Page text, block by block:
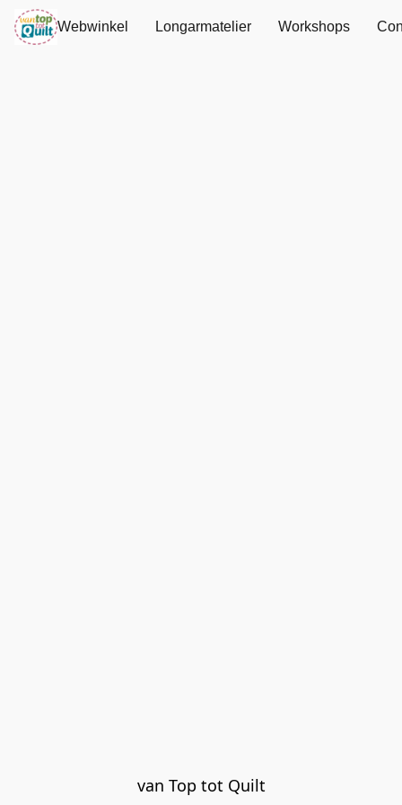
Webwinkel Longarmatelier Workshops
van Top tot Quilt